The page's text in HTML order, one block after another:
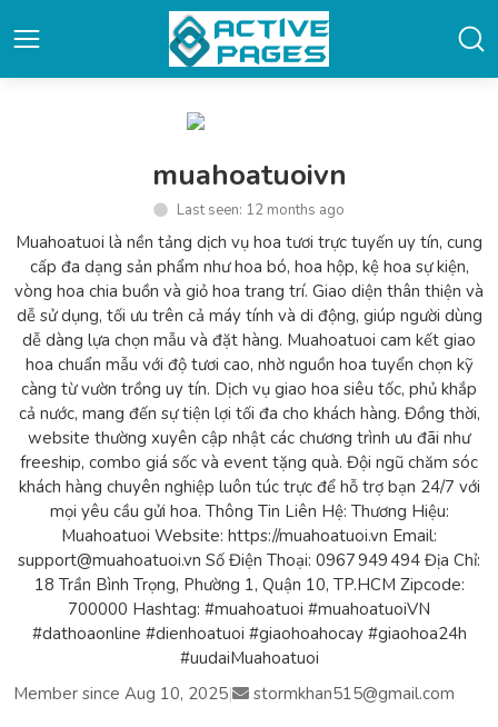
muahoatuoivn
Last seen: 12 months ago
Muahoatuoi là nền tảng dịch vụ hoa tươi trực tuyến uy tín, cung
cấp đa dạng sản phẩm như hoa bó, hoa hộp, kệ hoa sự kiện,
vòng hoa chia buồn và giỏ hoa trang trí. Giao diện thân thiện và
dễ sử dụng, tối ưu trên cả máy tính và di động, giúp người dùng
dễ dàng lựa chọn mẫu và đặt hàng. Muahoatuoi cam kết giao
hoa chuẩn mẫu với độ tươi cao, nhờ nguồn hoa tuyển chọn kỹ
càng từ vườn trồng uy tín. Dịch vụ giao hoa siêu tốc, phủ khắp
cả nước, mang đến sự tiện lợi tối đa cho khách hàng. Đồng thời,
website thường xuyên cập nhật các chương trình ưu đãi như
freeship, combo giá sốc và event tặng quà. Đội ngũ chăm sóc
khách hàng chuyên nghiệp luôn túc trực để hỗ trợ bạn 24/7 với
mọi yêu cầu gửi hoa. Thông Tin Liên Hệ: Thương Hiệu:
Muahoatuoi Website: https://muahoatuoi.vn Email:
support@muahoatuoi.vn Số Điện Thoại: 0967 949 494 Địa Chỉ:
18 Trần Bình Trọng, Phường 1, Quận 10, TP.HCM Zipcode:
700000 Hashtag: #muahoatuoi #muahoatuoiVN
#dathoaonline #dienhoatuoi #giaohoahocay #giaohoa24h
#uudaiMuahoatuoi
Member since Aug 10, 2025| stormkhan515@gmail.com